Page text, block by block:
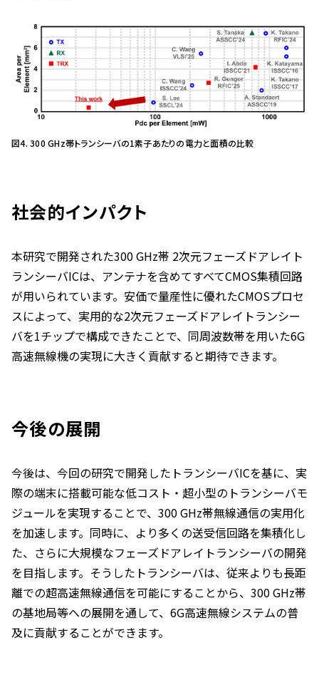
図4. 300 GHz帯トランシーバの1素子あたりの電力と面積の比較
社会的インパクト
本研究で開発された300 GHz帯 2次元フェーズドアレイト
ランシーバICは、アンテナを含めてすべてCMOS集積回路
が用いられています。安価で量産性に優れたCMOSプロセ
スによって、実用的な2次元フェーズドアレイトランシー
バを1チップで構成できたことで、同周波数帯を用いた6G
高速無線機の実現に大きく貢献すると期待できます。
今後の展開
今後は、今回の研究で開発したトランシーバICを基に、実
際の端末に搭載可能な低コスト・超小型のトランシーバモ
ジュールを実現することで、300 GHz帯無線通信の実用化
を加速します。同時に、より多くの送受信回路を集積化し
た、さらに大規模なフェーズドアレイトランシーバの開発
を目指します。そうしたトランシーバは、従来よりも長距
離での超高速無線通信を可能にすることから、300 GHz帯
の基地局等への展開を通して、6G高速無線システムの普
及に貢献することができます。